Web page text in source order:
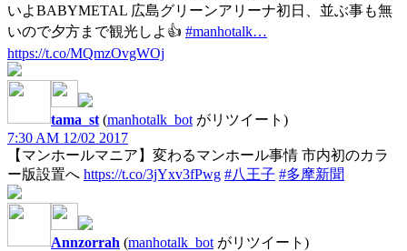
いよBABYMETAL 広島グリーンアリーナ初日、並ぶ事も無
いので夕方まで観光しよ👍 #manhotalk…
https://t.co/MQmzOvgWOj
tama_st (manhotalk_bot がリツイート)
7:30 AM 12/02 2017
【マンホールマニア】変わるマンホール事情 市内初のカラ
ー版設置へ https://t.co/3jYxv3fPwg #八王子 #多摩新聞
Annzorrah (manhotalk_bot がリツイート)